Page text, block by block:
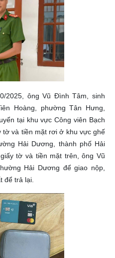
2025, ông Vũ Đình Tâm, sinh
Hoàng, phường Tân Hưng,
tại khu vực Công viên Bạch
và tiền mặt rơi ở khu vực ghế
Hải Dương, thành phố Hải
tờ và tiền mặt trên, ông Vũ
Hải Dương để giao nộp,
để trả lại.